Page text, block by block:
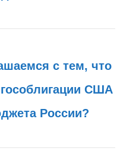
с тем, что
США
России?